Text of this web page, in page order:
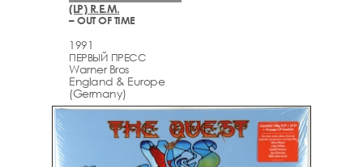
(LP) R.E.M.
– OUT OF TIME
1991
ПЕРВЫЙ ПРЕСС
Warner Bros
England & Europe
(Germany)